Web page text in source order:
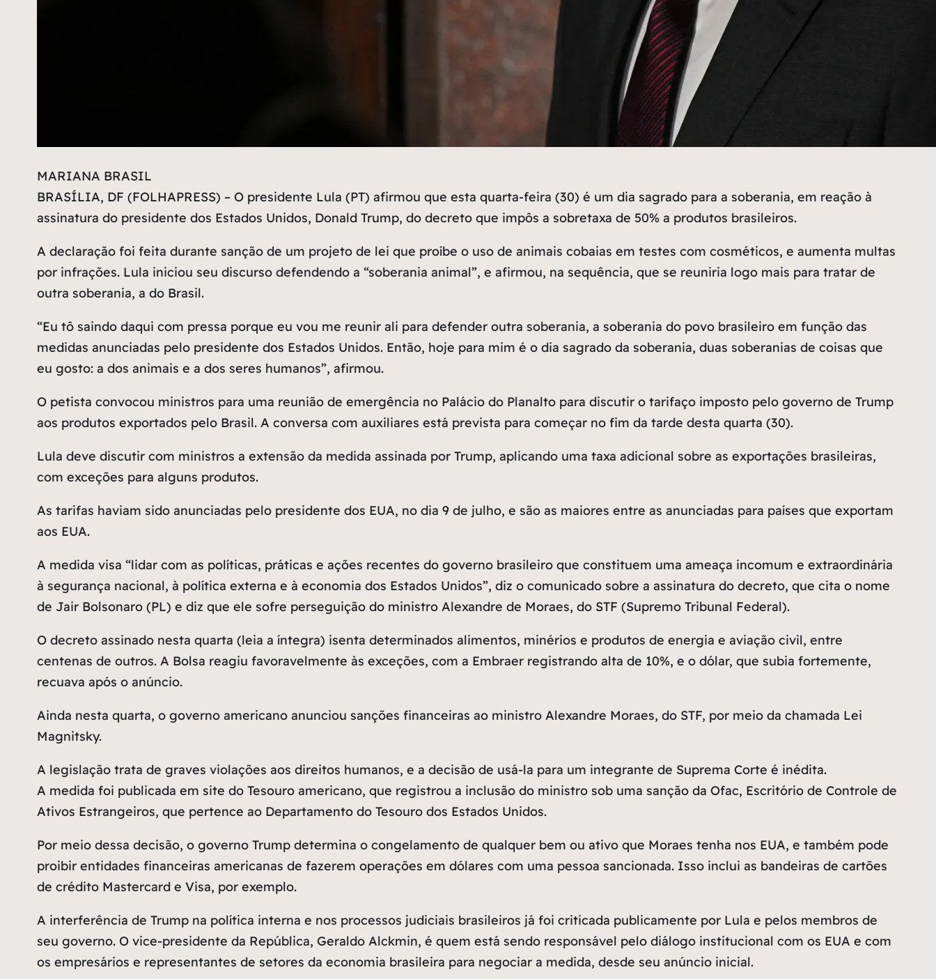
MARIANA BRASIL
BRASÍLIA, DF (FOLHAPRESS) – O presidente Lula (PT) afirmou que esta quarta-feira (30) é um dia sagrado para a soberania, em reação à
assinatura do presidente dos Estados Unidos, Donald Trump, do decreto que impôs a sobretaxa de 50% a produtos brasileiros.
A declaração foi feita durante sanção de um projeto de lei que proíbe o uso de animais cobaias em testes com cosméticos, e aumenta multas
por infrações. Lula iniciou seu discurso defendendo a “soberania animal”, e afirmou, na sequência, que se reuniria logo mais para tratar de
outra soberania, a do Brasil.
“Eu tô saindo daqui com pressa porque eu vou me reunir ali para defender outra soberania, a soberania do povo brasileiro em função das
medidas anunciadas pelo presidente dos Estados Unidos. Então, hoje para mim é o dia sagrado da soberania, duas soberanias de coisas que
eu gosto: a dos animais e a dos seres humanos”, afirmou.
O petista convocou ministros para uma reunião de emergência no Palácio do Planalto para discutir o tarifaço imposto pelo governo de Trump
aos produtos exportados pelo Brasil. A conversa com auxiliares está prevista para começar no fim da tarde desta quarta (30).
Lula deve discutir com ministros a extensão da medida assinada por Trump, aplicando uma taxa adicional sobre as exportações brasileiras,
com exceções para alguns produtos.
As tarifas haviam sido anunciadas pelo presidente dos EUA, no dia 9 de julho, e são as maiores entre as anunciadas para países que exportam
aos EUA.
A medida visa “lidar com as políticas, práticas e ações recentes do governo brasileiro que constituem uma ameaça incomum e extraordinária
à segurança nacional, à política externa e à economia dos Estados Unidos”, diz o comunicado sobre a assinatura do decreto, que cita o nome
de Jair Bolsonaro (PL) e diz que ele sofre perseguição do ministro Alexandre de Moraes, do STF (Supremo Tribunal Federal).
O decreto assinado nesta quarta (leia a íntegra) isenta determinados alimentos, minérios e produtos de energia e aviação civil, entre
centenas de outros. A Bolsa reagiu favoravelmente às exceções, com a Embraer registrando alta de 10%, e o dólar, que subia fortemente,
recuava após o anúncio.
Ainda nesta quarta, o governo americano anunciou sanções financeiras ao ministro Alexandre Moraes, do STF, por meio da chamada Lei
Magnitsky.
A legislação trata de graves violações aos direitos humanos, e a decisão de usá-la para um integrante de Suprema Corte é inédita.
A medida foi publicada em site do Tesouro americano, que registrou a inclusão do ministro sob uma sanção da Ofac, Escritório de Controle de
Ativos Estrangeiros, que pertence ao Departamento do Tesouro dos Estados Unidos.
Por meio dessa decisão, o governo Trump determina o congelamento de qualquer bem ou ativo que Moraes tenha nos EUA, e também pode
proibir entidades financeiras americanas de fazerem operações em dólares com uma pessoa sancionada. Isso inclui as bandeiras de cartões
de crédito Mastercard e Visa, por exemplo.
A interferência de Trump na política interna e nos processos judiciais brasileiros já foi criticada publicamente por Lula e pelos membros de
seu governo. O vice-presidente da República, Geraldo Alckmin, é quem está sendo responsável pelo diálogo institucional com os EUA e com
os empresários e representantes de setores da economia brasileira para negociar a medida, desde seu anúncio inicial.